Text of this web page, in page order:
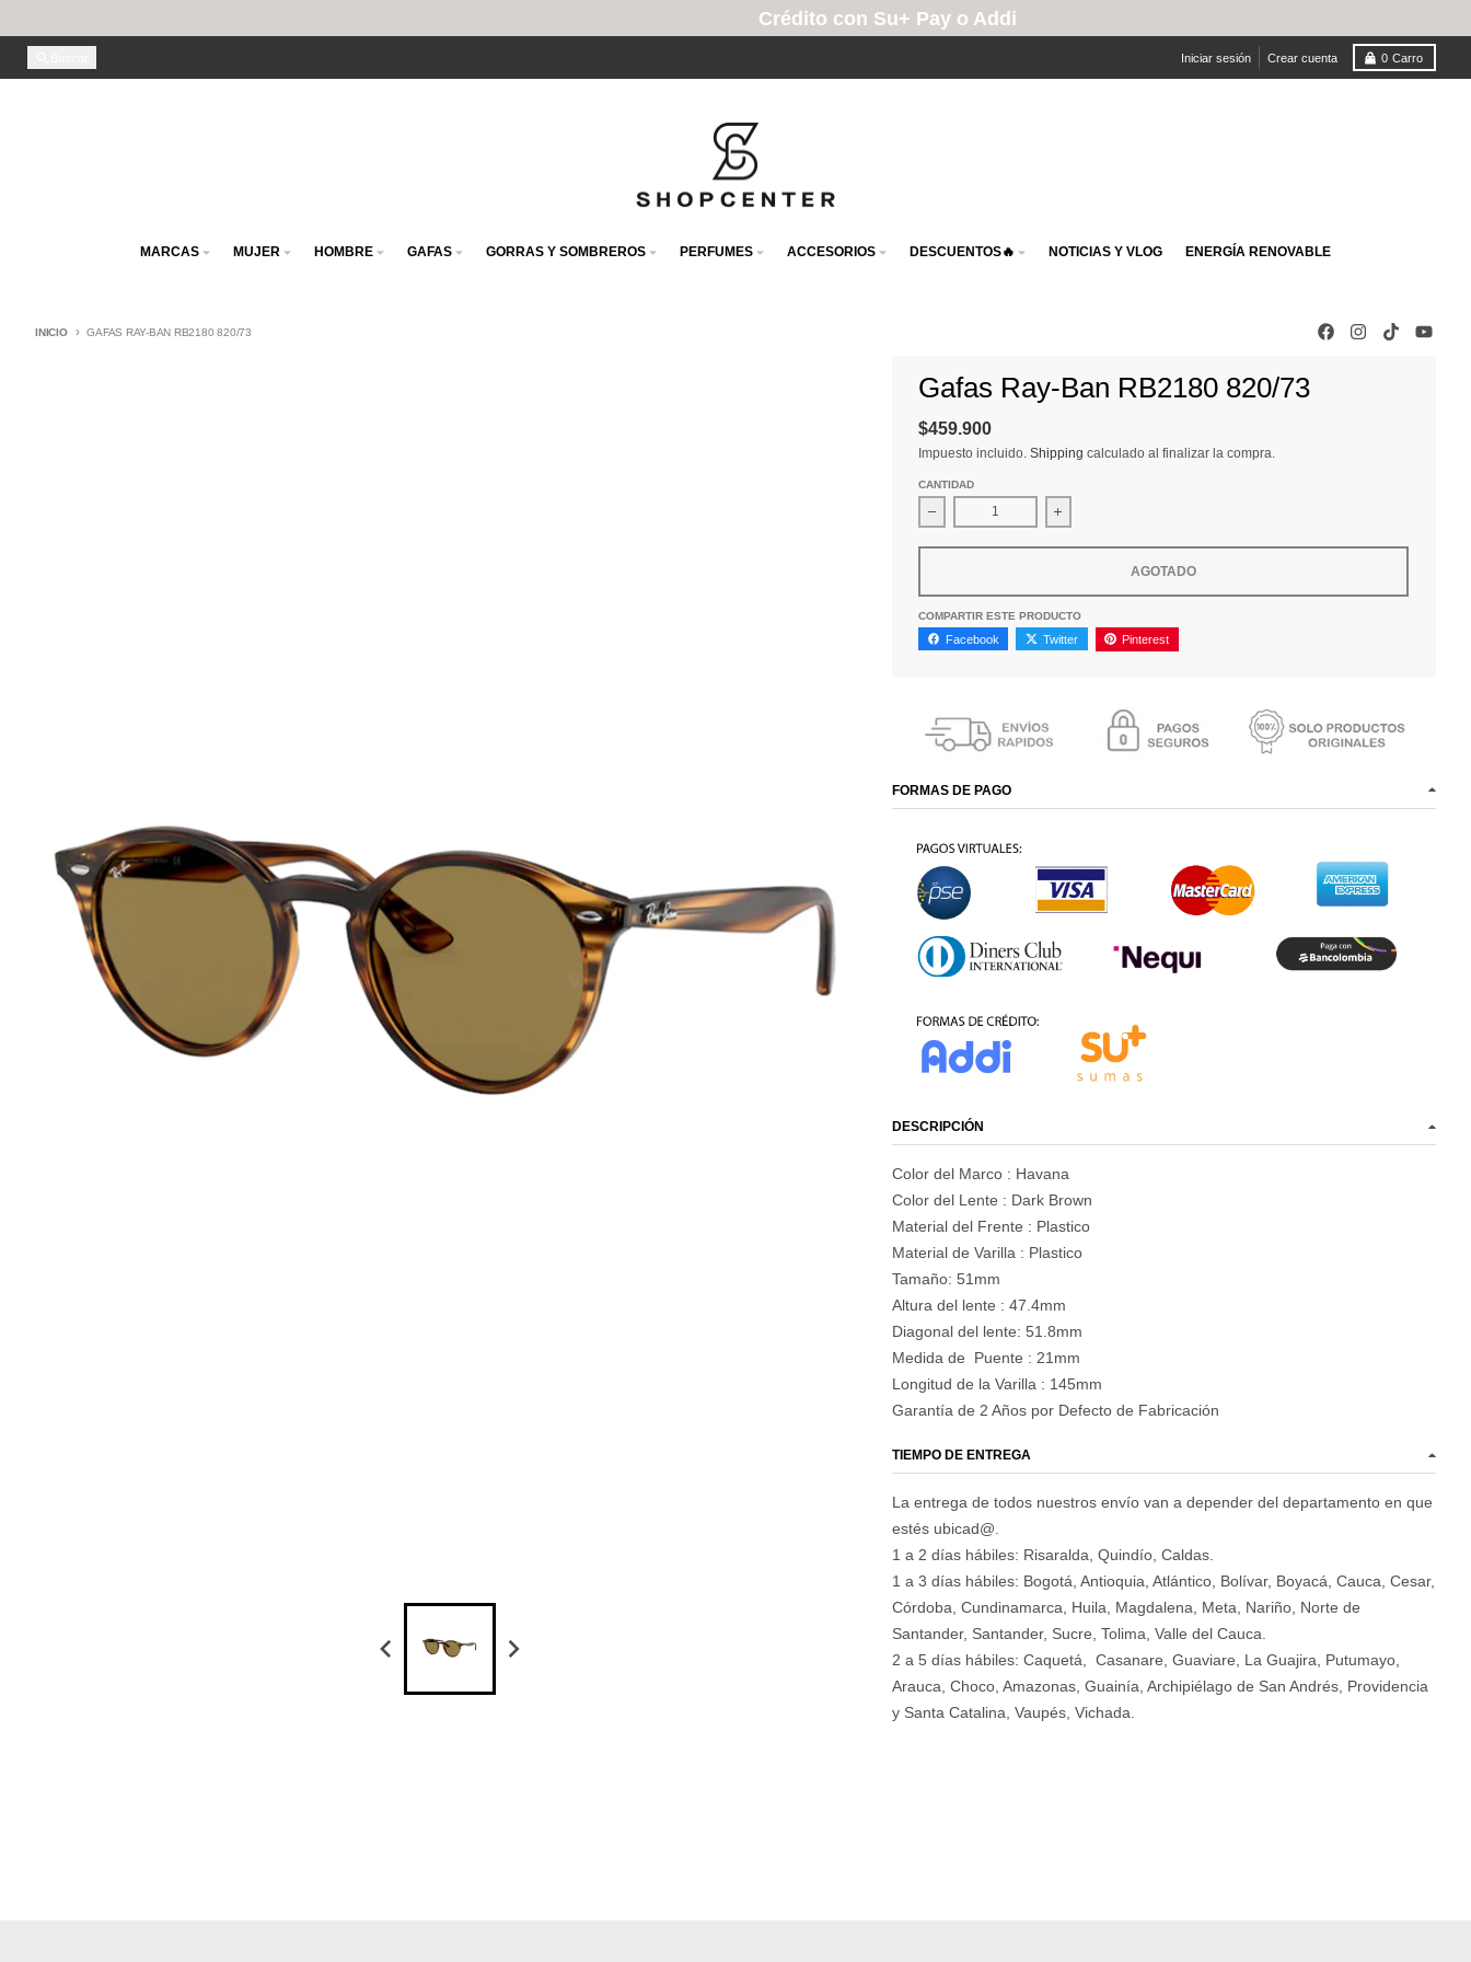
Crédito con Su+ Pay o Addi
Ir directamente al contenido
Iniciar sesión Crear cuenta 0 Carro
MARCAS MUJER HOMBRE GAFAS GORRAS Y SOMBREROS PERFUMES ACCESORIOS DESCUENTOS🔥 NOTICIAS Y VLOG ENERGÍA RENOVABLE
INICIO GAFAS RAY-BAN RB2180 820/73
Gafas Ray-Ban RB2180 820/73
$459.900
Impuesto incluido.Shipping calculado al finalizar la compra.
CANTIDAD
Disminuir cantidad para Gafas Ray-Ban RB2180 820/73
Aumentar la cantidad para Gafas Ray-Ban RB2180 820/73
AGOTADO
COMPARTIR ESTE PRODUCTO
Facebook Twitter Pinterest
FORMAS DE PAGO
DESCRIPCIÓN
Color del Marco : Havana
Color del Lente : Dark Brown
Material del Frente : Plastico
Material de Varilla : Plastico
Tamaño: 51mm
Altura del lente : 47.4mm
Diagonal del lente: 51.8mm
Medida de Puente : 21mm
Longitud de la Varilla : 145mm
Garantía de 2 Años por Defecto de Fabricación
TIEMPO DE ENTREGA
La entrega de todos nuestros envío van a depender del departamento en que
estés ubicad@.
1 a 2 días hábiles: Risaralda, Quindío, Caldas.
1 a 3 días hábiles: Bogotá, Antioquia, Atlántico, Bolívar, Boyacá, Cauca, Cesar,
Córdoba, Cundinamarca, Huila, Magdalena, Meta, Nariño, Norte de
Santander, Santander, Sucre, Tolima, Valle del Cauca.
2 a 5 días hábiles: Caquetá, Casanare, Guaviare, La Guajira, Putumayo,
Arauca, Choco, Amazonas, Guainía, Archipiélago de San Andrés, Providencia
y Santa Catalina, Vaupés, Vichada.